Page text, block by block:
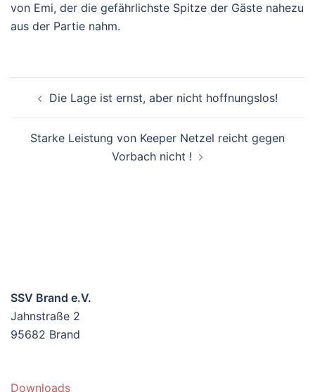
von Emi, der die gefährlichste Spitze der Gäste nahezu
aus der Partie nahm.
Die Lage ist ernst, aber nicht hoffnungslos!
Starke Leistung von Keeper Netzel reicht gegen
Vorbach nicht !
SSV Brand e.V.
Jahnstraße 2
95682 Brand
Downloads